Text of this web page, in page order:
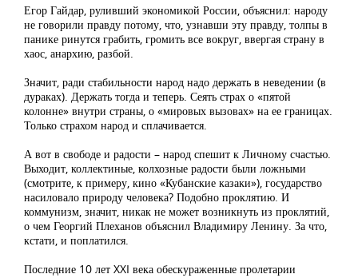
Егор Гайдар, руливший экономикой России, объяснил: народу
не говорили правду потому, что, узнавши эту правду, толпы в
панике ринутся грабить, громить все вокруг, ввергая страну в
хаос, анархию, разбой.
Значит, ради стабильности народ надо держать в неведении (в
дураках). Держать тогда и теперь. Сеять страх о «пятой
колонне» внутри страны, о «мировых вызовах» на ее границах.
Только страхом народ и сплачивается.
А вот в свободе и радости – народ спешит к Личному счастью.
Выходит, коллектиные, колхозные радости были ложными
(смотрите, к примеру, кино «Кубанские казаки»), государство
насиловало природу человека? Подобно проклятию. И
коммунизм, значит, никак не может возникнуть из проклятий,
о чем Георгий Плеханов объяснил Владимиру Ленину. За что,
кстати, и поплатился.
Последние 10 лет XXI века обескураженные пролетарии